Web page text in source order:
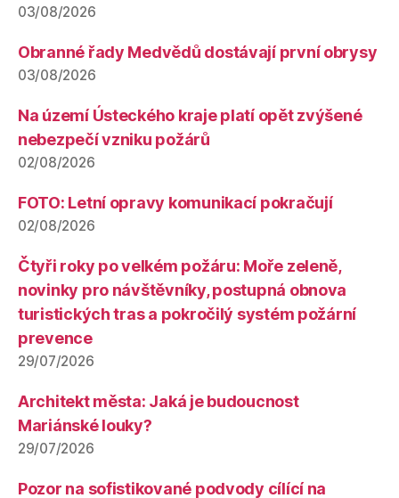
03/08/2026
Obranné řady Medvědů dostávají první obrysy
03/08/2026
Na území Ústeckého kraje platí opět zvýšené
nebezpečí vzniku požárů
02/08/2026
FOTO: Letní opravy komunikací pokračují
02/08/2026
Čtyři roky po velkém požáru: Moře zeleně,
novinky pro návštěvníky, postupná obnova
turistických tras a pokročilý systém požární
prevence
29/07/2026
Architekt města: Jaká je budoucnost
Mariánské louky?
29/07/2026
Pozor na sofistikované podvody cílící na